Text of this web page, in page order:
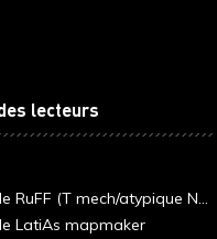
lecteurs
RuFF (T mech/atypique N...
LatiAs mapmaker